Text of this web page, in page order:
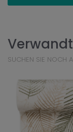
SUCHEN SIE NOCH